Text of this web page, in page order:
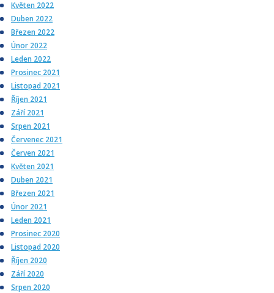
Květen 2022
Duben 2022
Březen 2022
Únor 2022
Leden 2022
Prosinec 2021
Listopad 2021
Říjen 2021
Září 2021
Srpen 2021
Červenec 2021
Červen 2021
Květen 2021
Duben 2021
Březen 2021
Únor 2021
Leden 2021
Prosinec 2020
Listopad 2020
Říjen 2020
Září 2020
Srpen 2020